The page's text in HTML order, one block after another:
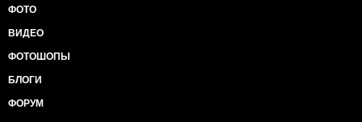
ФОТО
ВИДЕО
ФОТОШОПЫ
БЛОГИ
ФОРУМ